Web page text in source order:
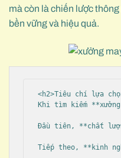
mà còn là chiến lược
bền vững và hiệu quả.
<h2>Tiêu chí lựa
Khi tìm kiếm
Đầu tiên, **chất
Tiếp theo, **kinh